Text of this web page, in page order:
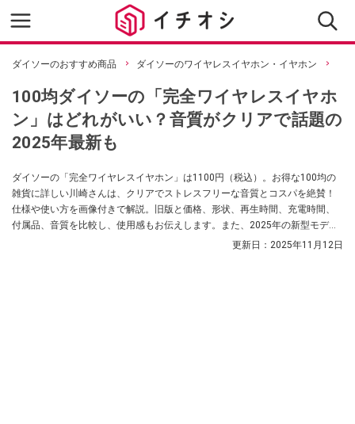
ダイソーのおすすめ商品 ダイソーのワイヤレスイヤホン・イヤホン
100均ダイソーの「完全ワイヤレスイヤホ
ン」はどれがいい？音質がクリアで話題の
2025年最新も
ダイソーの「完全ワイヤレスイヤホン」は1100円（税込）。お得な100均の
雑貨に詳しい川崎さんは、クリアでストレスフリーな音質とコスパを絶賛！
仕様や使い方を画像付きで解説。旧版と価格、形状、再生時間、充電時間、
付属品、音質を比較し、使用感もお伝えします。また、2025年の新型モデル
やTGCコラボの完全ワイヤレスイヤホンの情報、2025年11月時点ダイソーで
更新日： 2025年11月12日